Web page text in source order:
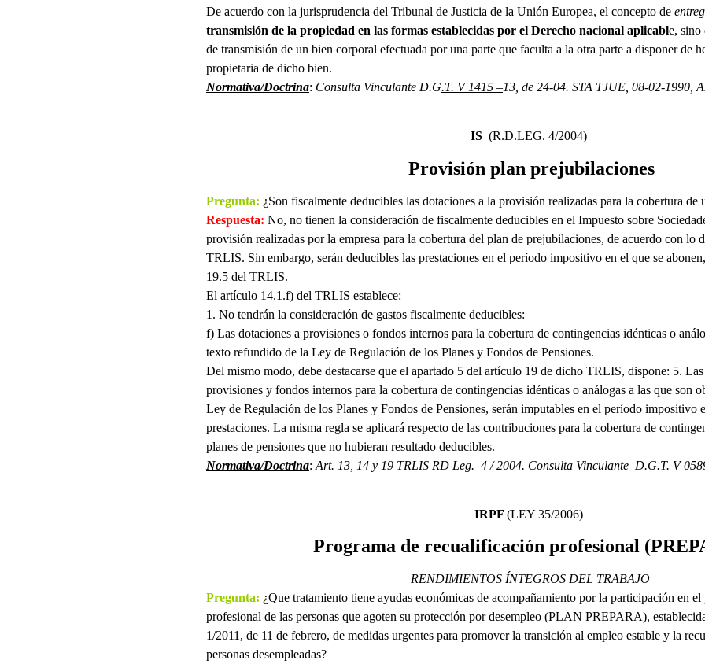
De acuerdo con la jurisprudencia del Tribunal de Justicia de la Unión Europea, el concepto de
transmisión de la propiedad en las formas establecidas por el Derecho nacional aplicable, sino
de transmisión de un bien corporal efectuada por una parte que faculta a la otra parte a disponer de
propietaria de dicho bien.
Normativa/Doctrina: Consulta Vinculante D.G.T. V 1415 –13, de 24-04. STA TJUE, 08-02-1990,
IS (R.D.LEG. 4/2004)
Provisión plan prejubilaciones
Pregunta: ¿Son fiscalmente deducibles las dotaciones a la provisión realizadas para la cobertura de
Respuesta: No, no tienen la consideración de fiscalmente deducibles en el Impuesto sobre
provisión realizadas por la empresa para la cobertura del plan de prejubilaciones, de acuerdo con lo
TRLIS. Sin embargo, serán deducibles las prestaciones en el período impositivo en el que se
19.5 del TRLIS.
El artículo 14.1.f) del TRLIS establece:
1. No tendrán la consideración de gastos fiscalmente deducibles:
f) Las dotaciones a provisiones o fondos internos para la cobertura de contingencias idénticas o
texto refundido de la Ley de Regulación de los Planes y Fondos de Pensiones.
Del mismo modo, debe destacarse que el apartado 5 del artículo 19 de dicho TRLIS, dispone: 5. Las
provisiones y fondos internos para la cobertura de contingencias idénticas o análogas a las que son
Ley de Regulación de los Planes y Fondos de Pensiones, serán imputables en el período impositivo
prestaciones. La misma regla se aplicará respecto de las contribuciones para la cobertura de
planes de pensiones que no hubieran resultado deducibles.
Normativa/Doctrina: Art. 13, 14 y 19 TRLIS RD Leg. 4 / 2004. Consulta Vinculante D.G.T. V
IRPF (LEY 35/2006)
Programa de recualificación profesional
RENDIMIENTOS ÍNTEGROS DEL TRABAJO
Pregunta: ¿Que tratamiento tiene ayudas económicas de acompañamiento por la participación en
profesional de las personas que agoten su protección por desempleo (PLAN PREPARA),
1/2011, de 11 de febrero, de medidas urgentes para promover la transición al empleo estable y la
personas desempleadas?